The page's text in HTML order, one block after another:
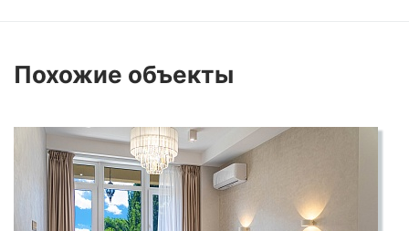
Похожие объекты